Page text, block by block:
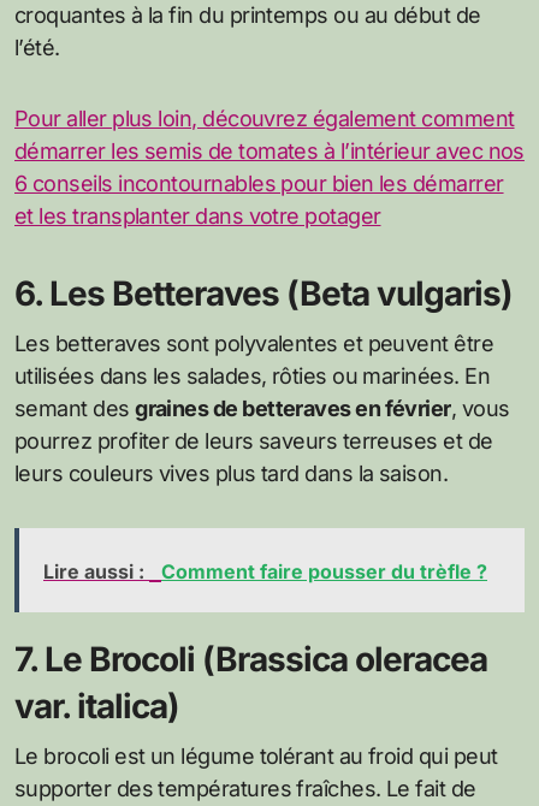
croquantes à la fin du printemps ou au début de
l’été.
Pour aller plus loin, découvrez également comment
démarrer les semis de tomates à l’intérieur avec nos
6 conseils incontournables pour bien les démarrer
et les transplanter dans votre potager
6. Les Betteraves (Beta vulgaris)
Les betteraves sont polyvalentes et peuvent être
utilisées dans les salades, rôties ou marinées. En
semant desgraines de betteraves en février, vous
pourrez profiter de leurs saveurs terreuses et de
leurs couleurs vives plus tard dans la saison.
Lire aussi : Comment faire pousser du trèfle ?
7. Le Brocoli (Brassica oleracea
var. italica)
Le brocoli est un légume tolérant au froid qui peut
supporter des températures fraîches. Le fait de